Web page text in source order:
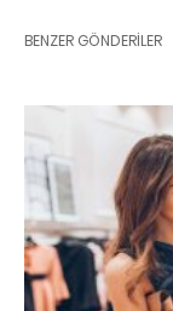
BENZER GÖNDERILER